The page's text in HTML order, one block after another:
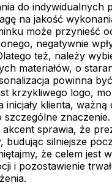
do indywidualnych
na jakość
może przynieść
negatywnie
też, należy
materiałów, o
powinna
krzykliwego logo,
inicjały klienta,
szczególne znaczenie.
sprawia, że
budując silniejsze
że celem jest
i pozostawienie